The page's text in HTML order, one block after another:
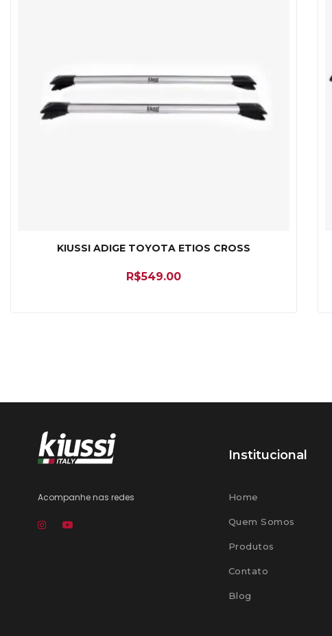
KIUSSI ADIGE TOYOTA ETIOS CROSS
R$549.00
Acompanhe nas redes
Institucional
Home
Quem Somos
Produtos
Contato
Blog